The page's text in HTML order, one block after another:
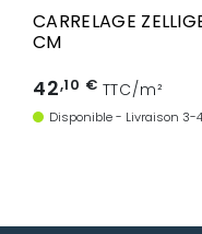
CARRELAGE
CM
42,10 € TTC/m²
Disponible - Livraison 3-